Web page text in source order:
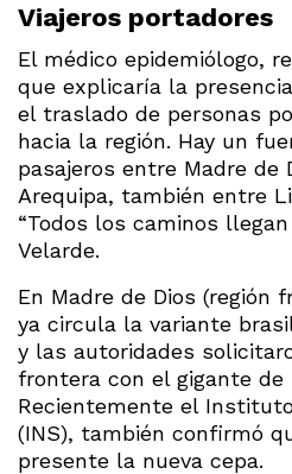
Viajeros portadores
El médico epidemiólogo,
que explicaría la
el traslado de personas
hacia la región. Hay un
pasajeros entre Madre de
Arequipa, también entre
“Todos los caminos
Velarde.
En Madre de Dios (región
ya circula la variante
y las autoridades
frontera con el gigante de
Recientemente el
(INS), también confirmó
presente la nueva cepa.